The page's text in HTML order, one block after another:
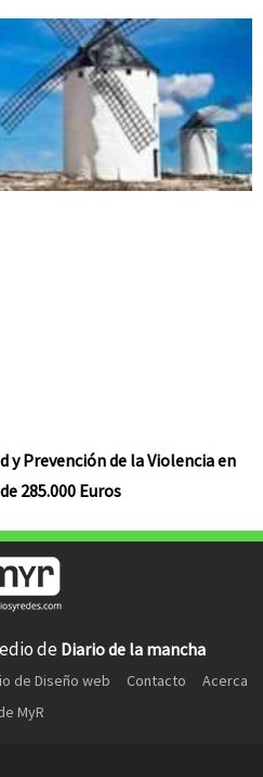
y Prevención de la Violencia en
285.000 Euros
de Diario de la mancha
de Diseño web Contacto
Acerca
MyR